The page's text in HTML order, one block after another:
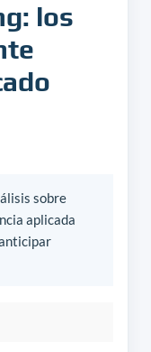
los
sobre
aplicada